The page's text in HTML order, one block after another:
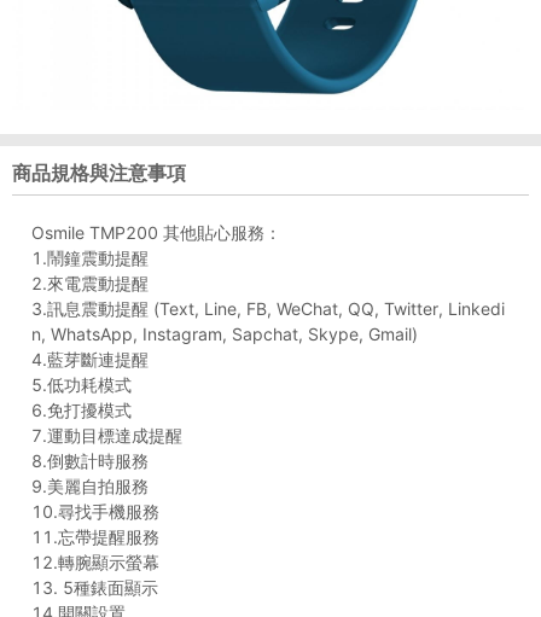
商品規格與注意事項
Osmile TMP200 其他貼心服務：
1.鬧鐘震動提醒
2.來電震動提醒
3.訊息震動提醒 (Text, Line, FB, WeChat, QQ, Twitter, Linkedi
n, WhatsApp, Instagram, Sapchat, Skype, Gmail)
4.藍芽斷連提醒
5.低功耗模式
6.免打擾模式
7.運動目標達成提醒
8.倒數計時服務
9.美麗自拍服務
10.尋找手機服務
11.忘帶提醒服務
12.轉腕顯示螢幕
13. 5種錶面顯示
14.開關設置